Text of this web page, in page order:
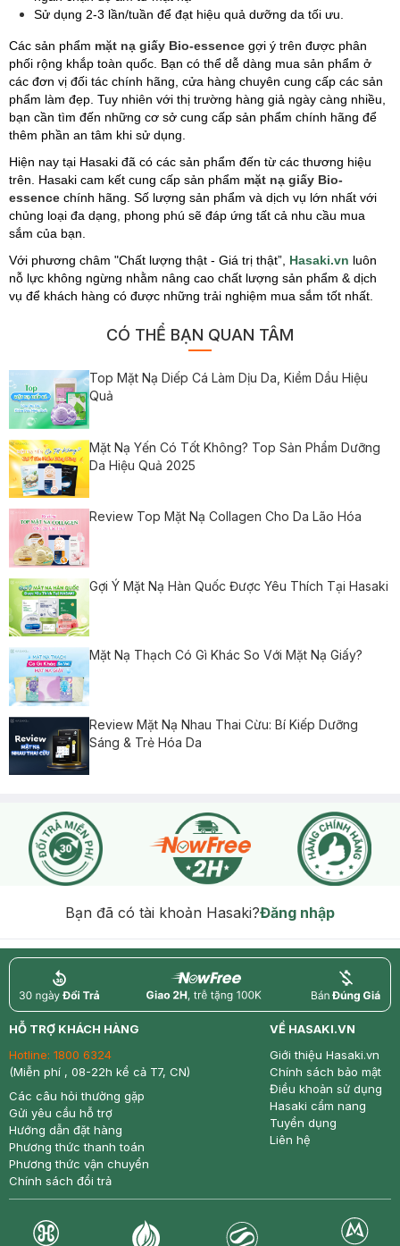
Sử dụng 2-3 lần/tuần để đạt hiệu quả dưỡng da tối ưu.
Các sản phẩm mặt nạ giấy Bio-essence gợi ý trên được phân
phối rộng khắp toàn quốc. Bạn có thể dễ dàng mua sản phẩm ở
các đơn vị đối tác chính hãng, cửa hàng chuyên cung cấp các sản
phẩm làm đẹp. Tuy nhiên với thị trường hàng giả ngày càng nhiều,
bạn cần tìm đến những cơ sở cung cấp sản phẩm chính hãng để
thêm phần an tâm khi sử dụng.
Hiện nay tại Hasaki đã có các sản phẩm đến từ các thương hiệu
trên. Hasaki cam kết cung cấp sản phẩm mặt nạ giấy Bio-
essence chính hãng. Số lượng sản phẩm và dịch vụ lớn nhất với
chủng loại đa dạng, phong phú sẽ đáp ứng tất cả nhu cầu mua
sắm của bạn.
Với phương châm "Chất lượng thật - Giá trị thật”, Hasaki.vn luôn
nỗ lực không ngừng nhằm nâng cao chất lượng sản phẩm & dịch
vụ để khách hàng có được những trải nghiệm mua sắm tốt nhất.
CÓ THỂ BẠN QUAN TÂM
Top Mặt Nạ Diếp Cá Làm Dịu Da, Kiềm Dầu Hiệu
Quả
Mặt Nạ Yến Có Tốt Không? Top Sản Phẩm Dưỡng
Da Hiệu Quả 2025
Review Top Mặt Nạ Collagen Cho Da Lão Hóa
Gợi Ý Mặt Nạ Hàn Quốc Được Yêu Thích Tại Hasaki
Mặt Nạ Thạch Có Gì Khác So Với Mặt Nạ Giấy?
Review Mặt Nạ Nhau Thai Cừu: Bí Kiếp Dưỡng
Sáng & Trẻ Hóa Da
Bạn đã có tài khoản Hasaki?Đăng nhập
return nowfree price
HỖ TRỢ KHÁCH HÀNG
Hotline: 1800 6324
(Miễn phí , 08-22h kể cả T7, CN)
Các câu hỏi thường gặp
Gửi yêu cầu hỗ trợ
Hướng dẫn đặt hàng
Phương thức thanh toán
Phương thức vận chuyển
Chính sách đổi trả
VỀ HASAKI.VN
Giới thiệu Hasaki.vn
Chính sách bảo mật
Điều khoản sử dụng
Hasaki cẩm nang
Tuyển dụng
Liên hệ